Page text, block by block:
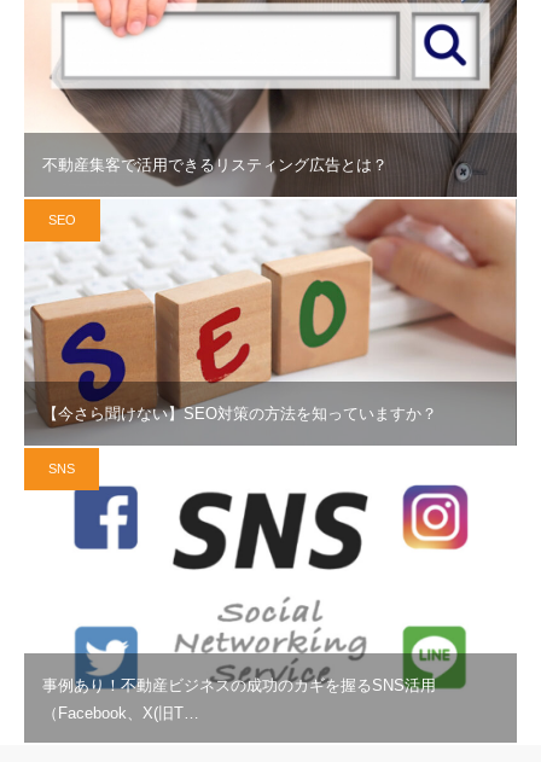
不動産集客で活用できるリスティング広告とは？
SEO
【今さら聞けない】SEO対策の方法を知っていますか？
SNS
事例あり！不動産ビジネスの成功のカギを握るSNS活用
（Facebook、X(旧T…